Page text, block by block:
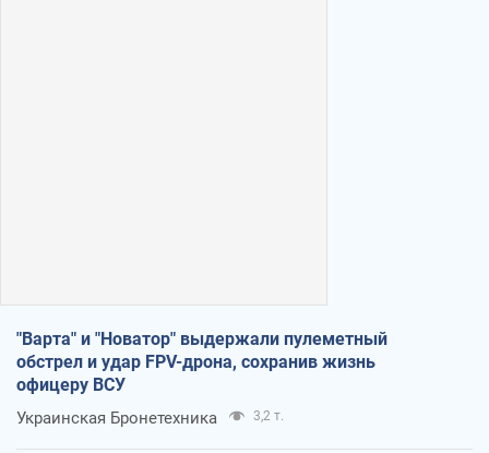
"Варта" и "Новатор" выдержали пулеметный
обстрел и удар FPV-дрона, сохранив жизнь
офицеру ВСУ
Украинская Бронетехника 3,2 т.